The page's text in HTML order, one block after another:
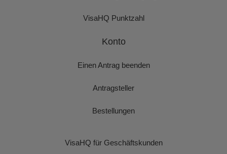
VisaHQ Punktzahl
Konto
Einen Antrag beenden
Antragsteller
Bestellungen
VisaHQ für Geschäftskunden